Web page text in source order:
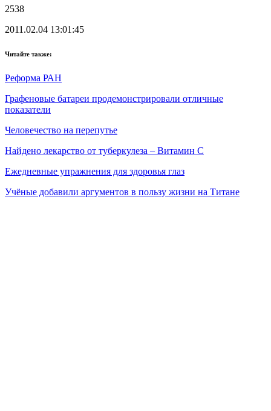
2538
2011.02.04 13:01:45
Читайте также:
Реформа РАН
Графеновые батареи продемонстрировали отличные
показатели
Человечество на перепутье
Найдено лекарство от туберкулеза – Витамин С
Ежедневные упражнения для здоровья глаз
Учёные добавили аргументов в пользу жизни на Титане